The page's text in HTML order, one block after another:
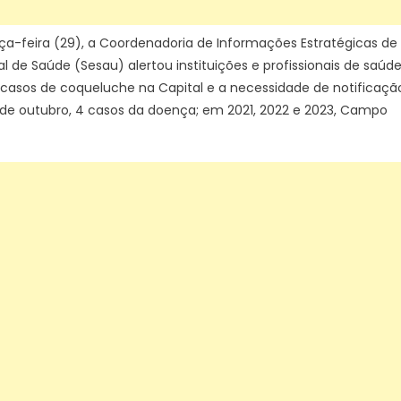
–
CGNotícias
feira (29), a Coordenadoria de Informações Estratégicas de
de Saúde (Sesau) alertou instituições e profissionais de saúde
de coqueluche na Capital e a necessidade de
outubro, 4 casos da doença; em 2021, 2022 e 2023, Campo